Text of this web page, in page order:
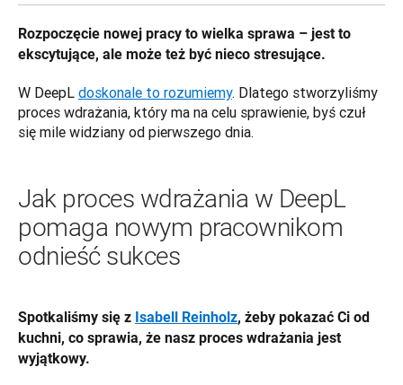
Rozpoczęcie nowej pracy to wielka sprawa – jest to
ekscytujące, ale może też być nieco stresujące.
W DeepL doskonale to rozumiemy. Dlatego stworzyliśmy
proces wdrażania, który ma na celu sprawienie, byś czuł
się mile widziany od pierwszego dnia.
Jak proces wdrażania w DeepL
pomaga nowym pracownikom
odnieść sukces
Spotkaliśmy się z Isabell Reinholz, żeby pokazać Ci od
kuchni, co sprawia, że nasz proces wdrażania jest
wyjątkowy.